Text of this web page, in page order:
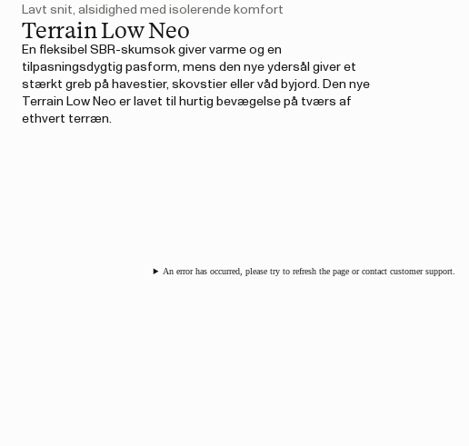
Lavt snit, alsidighed med isolerende komfort
Terrain Low Neo
En fleksibel SBR-skumsok giver varme og en
tilpasningsdygtig pasform, mens den nye ydersål giver et
stærkt greb på havestier, skovstier eller våd byjord. Den nye
Terrain Low Neo er lavet til hurtig bevægelse på tværs af
ethvert terræn.
An error has occurred, please try to refresh the page or contact customer support.